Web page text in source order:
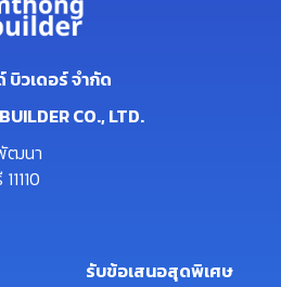
วเดอร์ จำกัด
CO., LTD.
ฒนา
รับข้อเสนอสุดพิเศษ